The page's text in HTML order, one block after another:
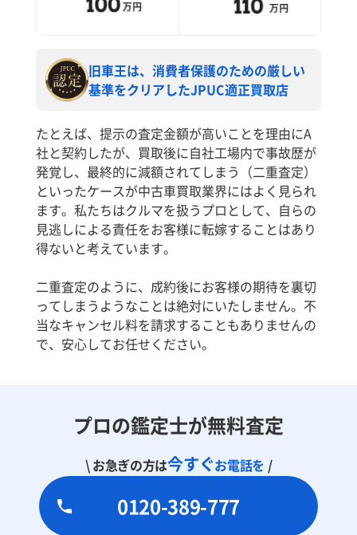
旧車王は、消費者保護のための厳しい
基準をクリアしたJPUC適正買取店
たとえば、提示の査定金額が高いことを理由にA
社と契約したが、買取後に自社工場内で事故歴が
発覚し、最終的に減額されてしまう（二重査定）
といったケースが中古車買取業界にはよく見られ
ます。私たちはクルマを扱うプロとして、自らの
見逃しによる責任をお客様に転嫁することはあり
得ないと考えています。
二重査定のように、成約後にお客様の期待を裏切
ってしまうようなことは絶対にいたしません。不
当なキャンセル料を請求することもありませんの
で、安心してお任せください。
プロの鑑定士が無料査定
\ お急ぎの方は今すぐお電話を /
0120-389-777